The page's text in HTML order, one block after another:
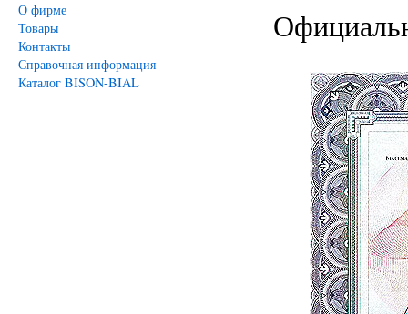
О фирме
Товары
Контакты
Справочная информация
Каталог BISON-BIAL